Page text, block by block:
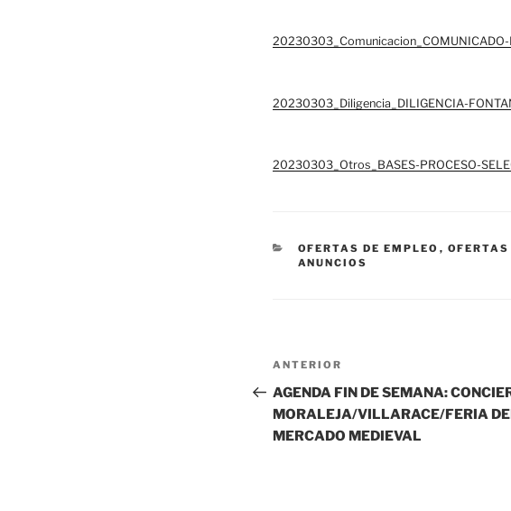
20230303_Comunicacion_COMUNICADO-
20230303_Diligencia_DILIGENCIA-
20230303_Otros_BASES-PROCESO-
CATEGORÍAS
OFERTAS DE EMPLEO ,
ANUNCIOS
Navegación
de
entradas
Entrada
anterior:
ANTERIOR
AGENDA FIN DE SEMANA:
MORALEJA/VILLARACE/FERIA
MERCADO MEDIEVAL